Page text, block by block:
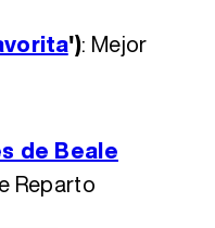
'): Mejor
de Beale
Reparto